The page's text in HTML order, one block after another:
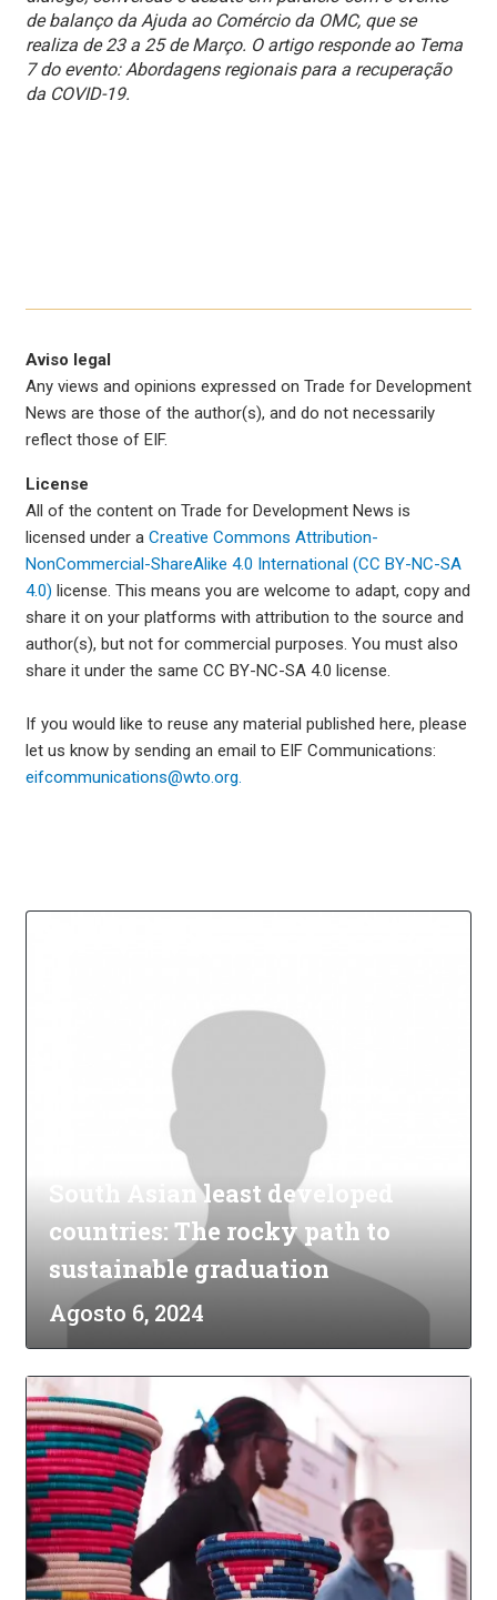
de balanço da Ajuda ao Comércio da OMC, que se
realiza de 23 a 25 de Março. O artigo responde ao Tema
7 do evento: Abordagens regionais para a recuperação
da COVID-19.
Aviso legal
Any views and opinions expressed on Trade for Development
News are those of the author(s), and do not necessarily
reflect those of EIF.
License
All of the content on Trade for Development News is
licensed under a Creative Commons Attribution-
NonCommercial-ShareAlike 4.0 International (CC BY-NC-SA
4.0) license. This means you are welcome to adapt, copy and
share it on your platforms with attribution to the source and
author(s), but not for commercial purposes. You must also
share it under the same CC BY-NC-SA 4.0 license.
If you would like to reuse any material published here, please
let us know by sending an email to EIF Communications:
eifcommunications@wto.org.
South Asian least developed
countries: The rocky path to
sustainable graduation
Agosto 6, 2024